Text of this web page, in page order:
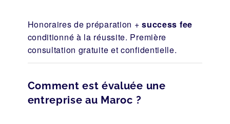
Honoraires de préparation +success fee
conditionné à la réussite. Première
consultation gratuite et confidentielle.
Comment est évaluée une
entreprise au Maroc ?